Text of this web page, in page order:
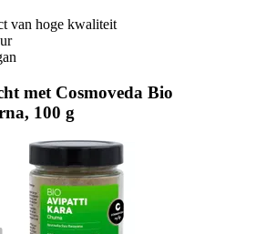
van hoge kwaliteit
met Cosmoveda Bio
100 g